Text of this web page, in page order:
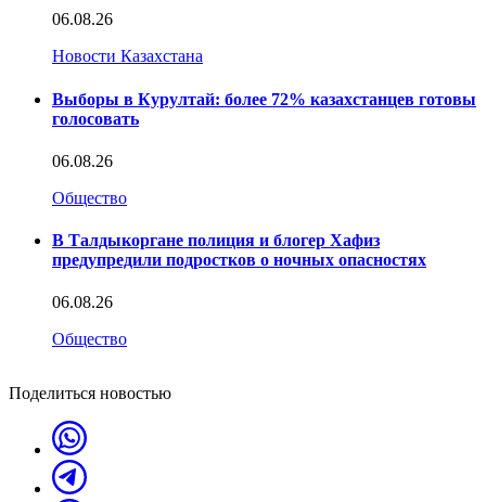
06.08.26
Новости Казахстана
Выборы в Курултай: более 72% казахстанцев готовы
голосовать
06.08.26
Общество
В Талдыкоргане полиция и блогер Хафиз
предупредили подростков о ночных опасностях
06.08.26
Общество
Поделиться новостью